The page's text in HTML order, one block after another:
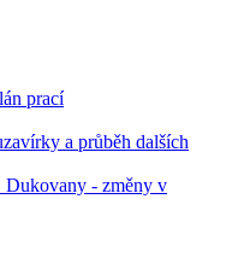
prací
a průběh dalších
Dukovany - změny v